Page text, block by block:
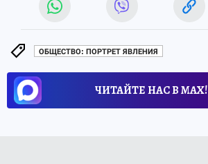
ОБЩЕСТВО: ПОРТРЕТ ЯВЛЕНИЯ
ЧИТАЙТЕ НАС В МАХ!